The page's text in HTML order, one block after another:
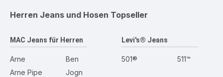
Herren Jeans und Hosen Topseller
MAC Jeans für Herren
Arne
Arne Pipe
Ben
Jogn
Levi's® Jeans
501® 511™